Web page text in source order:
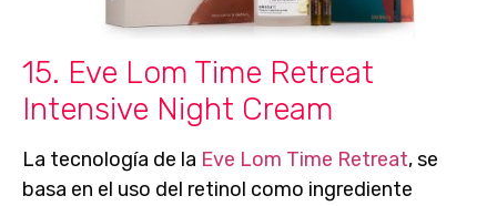
15. Eve Lom Time Retreat
Intensive Night Cream
La tecnología de la Eve Lom Time Retreat,se
basa en el uso del retinol como ingrediente